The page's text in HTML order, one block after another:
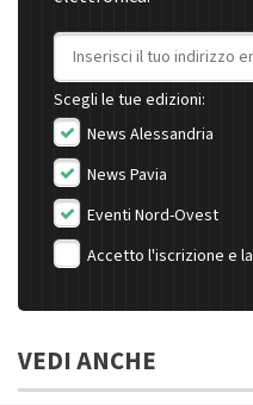
Indirizzo email
Scegli le tue edizioni:
News Alessandria
News Pavia
Eventi Nord-Ovest
Accetto l'iscrizione e la
VEDI ANCHE